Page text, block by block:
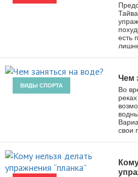
есть
ВИДЫ СПОРТА
Чем
Во
свои